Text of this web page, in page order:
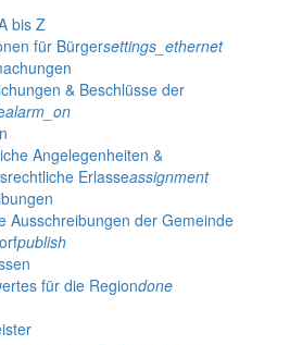
bis Z
für Bürgersettings_ethernet
& Beschlüsse der
alarm_on
Angelegenheiten &
Erlasseassignment
Ausschreibungen der Gemeinde
publish
für die Regiondone